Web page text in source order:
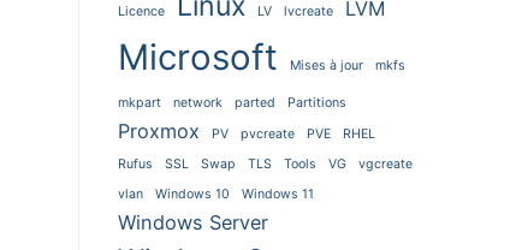
Licence LV lvcreate LVM
Microsoft Mises à jour mkfs
mkpart network parted Partitions
Proxmox PV pvcreate PVE
RHEL
Rufus
SSL Swap TLS Tools VG
vgcreate
vlan
Windows 10 Windows 11
Windows Server